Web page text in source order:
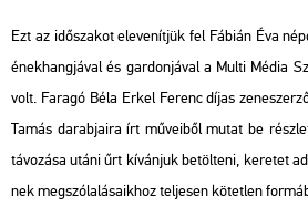
Ezt az idő­sza­kot ele­ve­nít­jük fel Fá­bi­án Éva
ének­hang­já­val és gar­don­já­val a Multi Média
volt. Fa­ra­gó Béla Erkel Fe­renc díjas
Tamás da­rab­ja­i­ra írt mű­ve­i­ből mutat be
tá­vo­zá­sa utáni űrt kí­ván­juk be­töl­te­ni, ke­re­tet
nek meg­szó­la­lá­sa­ik­hoz tel­je­sen kö­tet­len